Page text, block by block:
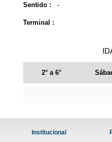
Sentido : -
Terminal :
2° a 6°
Institucional